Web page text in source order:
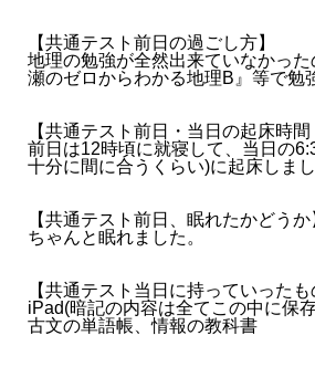
【共通テスト前日の過ごし方】
地理の勉強が全然出来ていなかっ
瀬のゼロからわかる地理B』等で勉
【共通テスト前日・当日の起床時間
前日は12時頃に就寝して、当日の
十分に間に合うくらい)に起床しまし
【共通テスト前日、眠れたかどうか
ちゃんと眠れました。
【共通テスト当日に持っていったも
iPad(暗記の内容は全てこの中に保
古文の単語帳、情報の教科書